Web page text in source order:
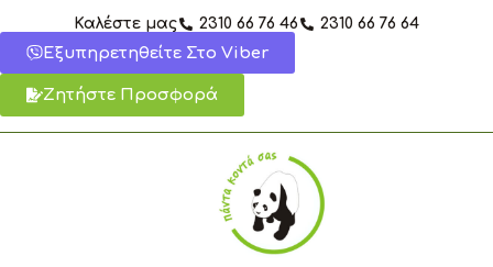
στο
περιεχόμενο
Καλέστε μας 2310 66 76 46 2310 66 76 64
Εξυπηρετηθείτε Στο Viber
Ζητήστε Προσφορά